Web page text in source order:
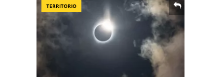
TERRITORIO